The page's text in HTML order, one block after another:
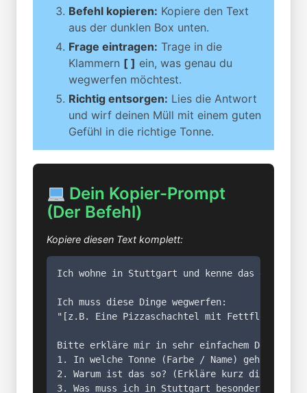
Befehl kopieren: Kopiere den Text
aus der dunklen Box unten.
Frage eintragen: Trage in die
Klammern [ ] ein, was genau du
wegwerfen möchtest.
Richtig entsorgen: Lies die Antwort
und wirf deinen Müll mit einem guten
Gefühl in die richtige Tonne.
Dein Kopier-Prompt
(Der Befehl)
Kopiere diesen Text komplett:
Ich wohne in Stuttgart und kenne das
Ich muss diese Dinge wegwerfen:
"[z.B. Eine Pizzaschachtel mit Fettflecken,
Bitte erkläre mir in sehr einfachem Deutsch
1. In welche Tonne (Farbe / Name) gehört
2. Warum ist das so? (Erkläre kurz die
3. Was muss ich in Stuttgart besonders